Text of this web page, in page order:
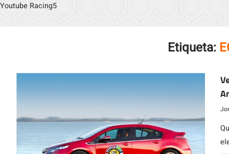
Youtube Racing5
Etiqueta: